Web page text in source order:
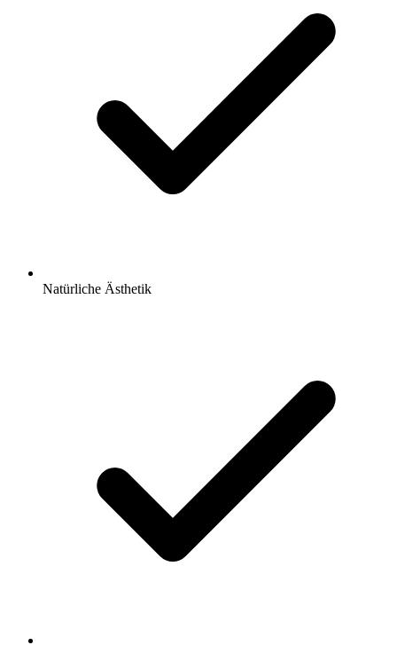
Natürliche Ästhetik